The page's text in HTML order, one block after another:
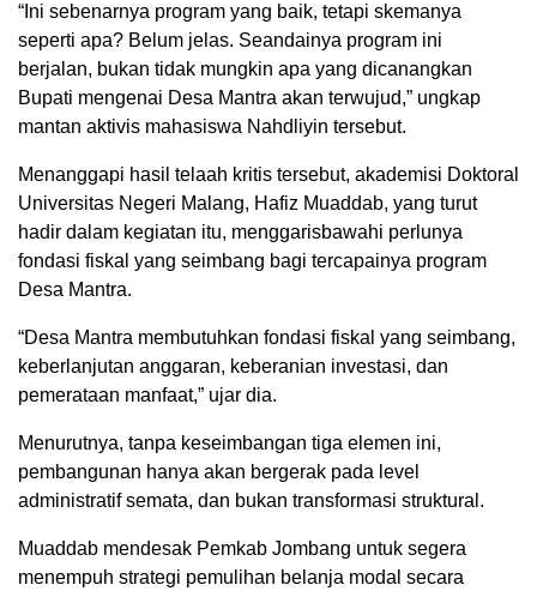
“Ini sebenarnya program yang baik, tetapi skemanya
seperti apa? Belum jelas. Seandainya program ini
berjalan, bukan tidak mungkin apa yang dicanangkan
Bupati mengenai Desa Mantra akan terwujud,” ungkap
mantan aktivis mahasiswa Nahdliyin tersebut.
Menanggapi hasil telaah kritis tersebut, akademisi Doktoral
Universitas Negeri Malang, Hafiz Muaddab, yang turut
hadir dalam kegiatan itu, menggarisbawahi perlunya
fondasi fiskal yang seimbang bagi tercapainya program
Desa Mantra.
“Desa Mantra membutuhkan fondasi fiskal yang seimbang,
keberlanjutan anggaran, keberanian investasi, dan
pemerataan manfaat,” ujar dia.
Menurutnya, tanpa keseimbangan tiga elemen ini,
pembangunan hanya akan bergerak pada level
administratif semata, dan bukan transformasi struktural.
Muaddab mendesak Pemkab Jombang untuk segera
menempuh strategi pemulihan belanja modal secara